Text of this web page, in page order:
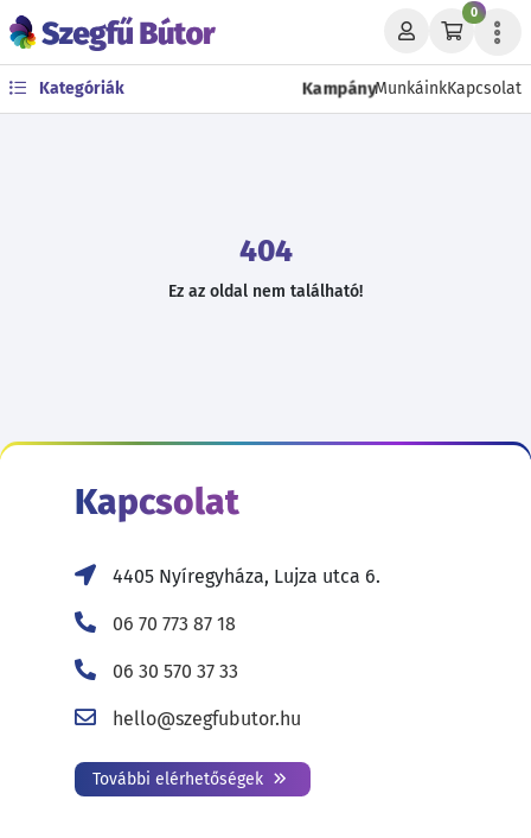
0
Kategóriák KampányMunkáinkKapcsolat
404
Ez az oldal nem található!
Kapcsolat
4405 Nyíregyháza, Lujza utca 6.
06 70 773 87 18
06 30 570 37 33
hello@szegfubutor.hu
További elérhetőségek